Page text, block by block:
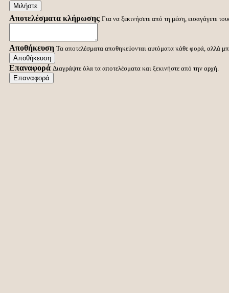
Μιλήστε
Αποτελέσματα κλήρωσης Για να ξεκινήσετε από τη μέση, εισαγάγετε
Αποθήκευση Τα αποτελέσματα αποθηκεύονται αυτόματα κάθε φορά, αλλά
Αποθήκευση
Επαναφορά Διαγράψτε όλα τα αποτελέσματα και ξεκινήστε από την αρχή.
Επαναφορά